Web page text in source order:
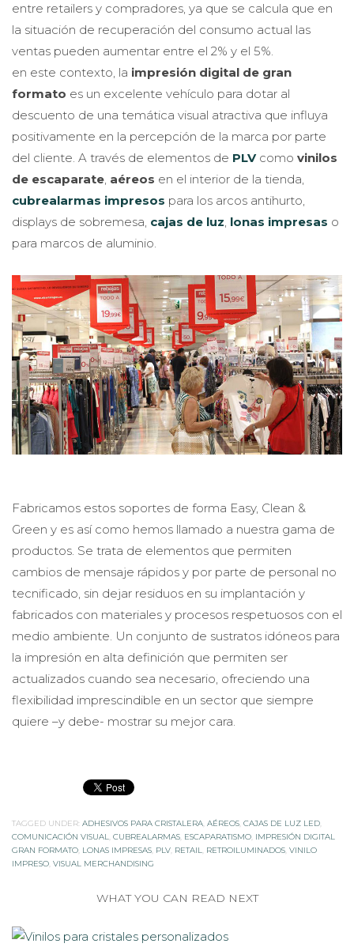
entre retailers y compradores, ya que se calcula que en
la situación de recuperación del consumo actual las
ventas pueden aumentar entre el 2% y el 5%.
en este contexto, la impresión digital de gran
formato es un excelente vehículo para dotar al
descuento de una temática visual atractiva que influya
positivamente en la percepción de la marca por parte
del cliente. A través de elementos de PLVcomo vinilos
de escaparate, aéreos en el interior de la tienda,
cubrealarmas impresos para los arcos antihurto,
displays de sobremesa, cajas de luz, lonas impresas o
para marcos de aluminio.
Fabricamos estos soportes de forma Easy, Clean &
Green y es así como hemos llamado a nuestra gama de
productos. Se trata de elementos que permiten
cambios de mensaje rápidos y por parte de personal no
tecnificado, sin dejar residuos en su implantación y
fabricados con materiales y procesos respetuosos con el
medio ambiente. Un conjunto de sustratos idóneos para
la impresión en alta definición que permiten ser
actualizados cuando sea necesario, ofreciendo una
flexibilidad imprescindible en un sector que siempre
quiere –y debe- mostrar su mejor cara.
TAGGED UNDER: ADHESIVOS PARA CRISTALERA AÉREOS CAJAS DE LUZ LED
COMUNICACIÓN VISUAL CUBREALARMAS ESCAPARATISMO IMPRESIÓN DIGITAL
GRAN FORMATO LONAS IMPRESAS PLV RETAIL RETROILUMINADOS VINILO
IMPRESO VISUAL MERCHANDISING
WHAT YOU CAN READ NEXT